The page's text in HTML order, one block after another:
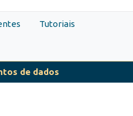
Tutoriais
de dados